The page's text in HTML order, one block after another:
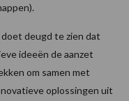
doet deugd te zien dat
ideeën de aanzet
om samen met
oplossingen uit